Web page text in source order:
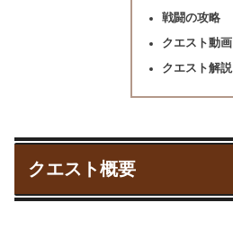
戦闘の攻略
クエスト動画
クエスト解説
クエスト概要